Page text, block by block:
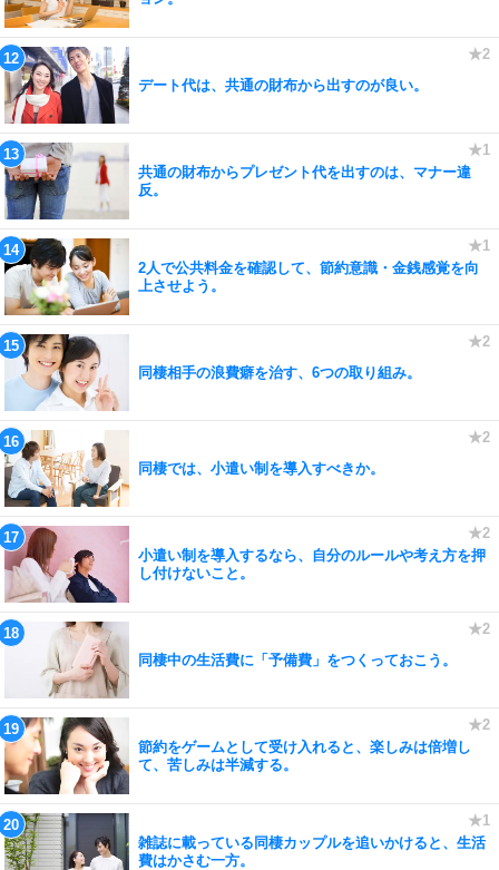
デート代は、共通の財布から出すのが良い。
共通の財布からプレゼント代を出すのは、マナー違
反。
2人で公共料金を確認して、節約意識・金銭感覚を向
上させよう。
同棲相手の浪費癖を治す、6つの取り組み。
同棲では、小遣い制を導入すべきか。
小遣い制を導入するなら、自分のルールや考え方を押
し付けないこと。
同棲中の生活費に「予備費」をつくっておこう。
節約をゲームとして受け入れると、楽しみは倍増し
て、苦しみは半減する。
雑誌に載っている同棲カップルを追いかけると、生活
費はかさむ一方。